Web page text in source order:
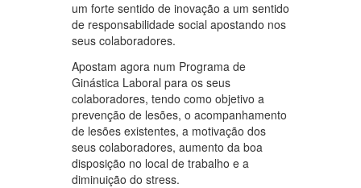
um forte sentido de inovação a um sentido
de responsabilidade social apostando nos
seus colaboradores.
Apostam agora num Programa de
Ginástica Laboral para os seus
colaboradores, tendo como objetivo a
prevenção de lesões, o acompanhamento
de lesões existentes, a motivação dos
seus colaboradores, aumento da boa
disposição no local de trabalho e a
diminuição do stress.